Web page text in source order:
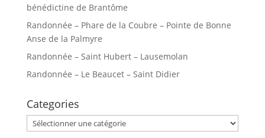
bénédictine de Brantôme
Randonnée – Phare de la Coubre – Pointe de Bonne
Anse de la Palmyre
Randonnée – Saint Hubert – Lausemolan
Randonnée – Le Beaucet – Saint Didier
Categories
Categories